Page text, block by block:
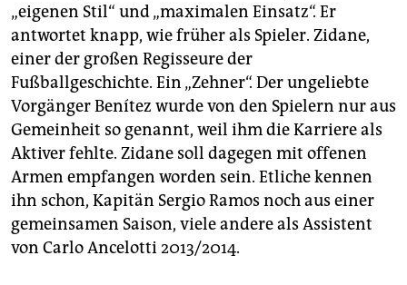
„eigenen Stil“ und „maximalen Einsatz“. Er
antwortet knapp, wie früher als Spieler. Zidane,
einer der großen Regisseure der
Fußballgeschichte. Ein „Zehner“. Der ungeliebte
Vorgänger Benítez wurde von den Spielern nur aus
Gemeinheit so genannt, weil ihm die Karriere als
Aktiver fehlte. Zidane soll dagegen mit offenen
Armen empfangen worden sein. Etliche kennen
ihn schon, Kapitän Sergio Ramos noch aus einer
gemeinsamen Saison, viele andere als Assistent
von Carlo Ancelotti 2013/2014.